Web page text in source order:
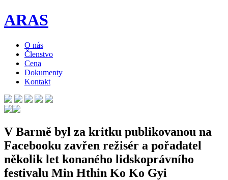
ARAS
O nás
Členstvo
Cena
Dokumenty
Kontakt
V Barmě byl za kritku publikovanou na
Facebooku zavřen režisér a pořadatel
několik let konaného lidskoprávního
festivalu Min Hthin Ko Ko Gyi